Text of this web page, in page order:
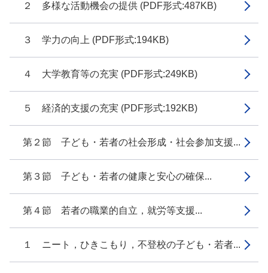
２ 多様な活動機会の提供 (PDF形式:487KB)
３ 学力の向上 (PDF形式:194KB)
４ 大学教育等の充実 (PDF形式:249KB)
５ 経済的支援の充実 (PDF形式:192KB)
第２節 子ども・若者の社会形成・社会参加支援...
第３節 子ども・若者の健康と安心の確保...
第４節 若者の職業的自立，就労等支援...
１ ニート，ひきこもり，不登校の子ども・若者...